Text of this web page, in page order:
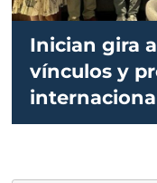
Inician gira
vínculos y
chileno